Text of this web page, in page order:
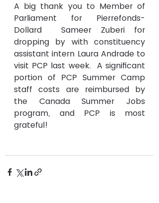
A big thank you to Member of
Parliament for Pierrefonds-
Dollard  Sameer Zuberi for
dropping by with constituency
assistant intern Laura Andrade to
visit PCP last week.  A significant
portion of PCP Summer Camp
staff costs are reimbursed by
the Canada Summer Jobs
program, and PCP is most
grateful!